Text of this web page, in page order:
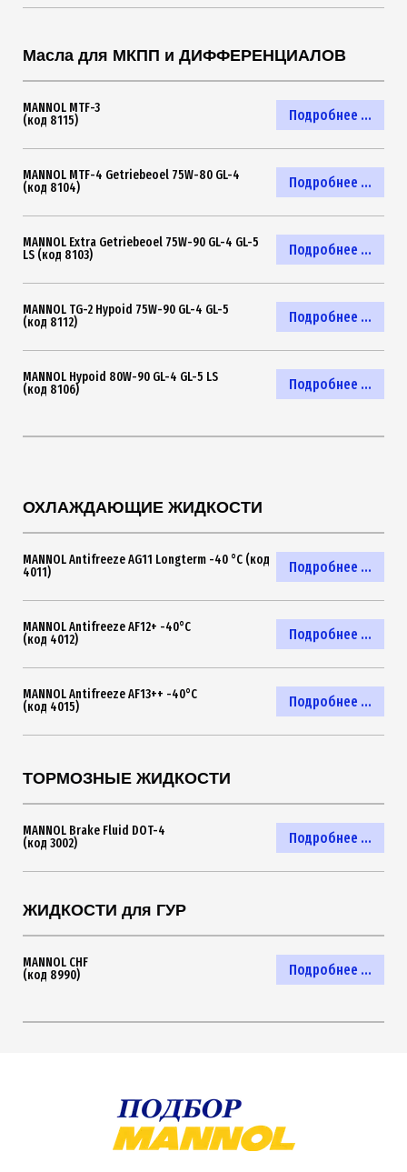
Масла для МКПП и ДИФФЕРЕНЦИАЛОВ
Подробнее ...
MANNOL MTF-3
(код 8115)
Подробнее ...
MANNOL MTF-4 Getriebeoel 75W-80 GL-4
(код 8104)
Подробнее ...
MANNOL Extra Getriebeoel 75W-90 GL-4 GL-5
LS (код 8103)
Подробнее ...
MANNOL TG-2 Hypoid 75W-90 GL-4 GL-5
(код 8112)
Подробнее ...
MANNOL Hypoid 80W-90 GL-4 GL-5 LS
(код 8106)
ОХЛАЖДАЮЩИЕ ЖИДКОСТИ
Подробнее ...
MANNOL Antifreeze AG11 Longterm -40 °C (код
4011)
Подробнее ...
MANNOL Antifreeze AF12+ -40°C
(код 4012)
Подробнее ...
MANNOL Antifreeze AF13++ -40°C
(код 4015)
ТОРМОЗНЫЕ ЖИДКОСТИ
Подробнее ...
MANNOL Brake Fluid DOT-4
(код 3002)
ЖИДКОСТИ для ГУР
Подробнее ...
MANNOL CHF
(код 8990)